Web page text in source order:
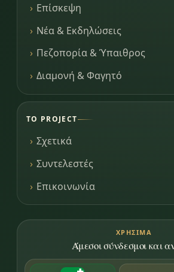
Επίσκεψη
Νέα & Εκδηλώσεις
Πεζοπορία & Ύπαιθρος
Διαμονή & Φαγητό
ΤΟ PROJECT
Σχετικά
Συντελεστές
Επικοινωνία
ΧΡΉΣΙΜΑ
Άμεσοι σύνδεσμοι και